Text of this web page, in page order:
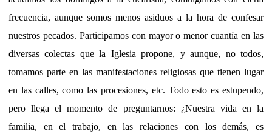
frecuencia, aunque somos menos asiduos a la hora de confesar
nuestros pecados. Participamos con mayor o menor cuantía en las
diversas colectas que la Iglesia propone, y aunque, no todos,
tomamos parte en las manifestaciones religiosas que tienen lugar
en las calles, como las procesiones, etc. Todo esto es estupendo,
pero llega el momento de preguntarnos: ¿Nuestra vida en la
familia, en el trabajo, en las relaciones con los demás, es